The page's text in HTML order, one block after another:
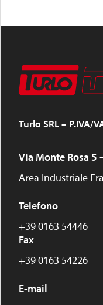
Turlo SRL – P.IVA/
Via Monte Rosa 5
Area Industriale
Telefono
+39 0163 54446
Fax
+39 0163 54226
E-mail